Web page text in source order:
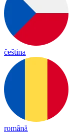
čeština
română